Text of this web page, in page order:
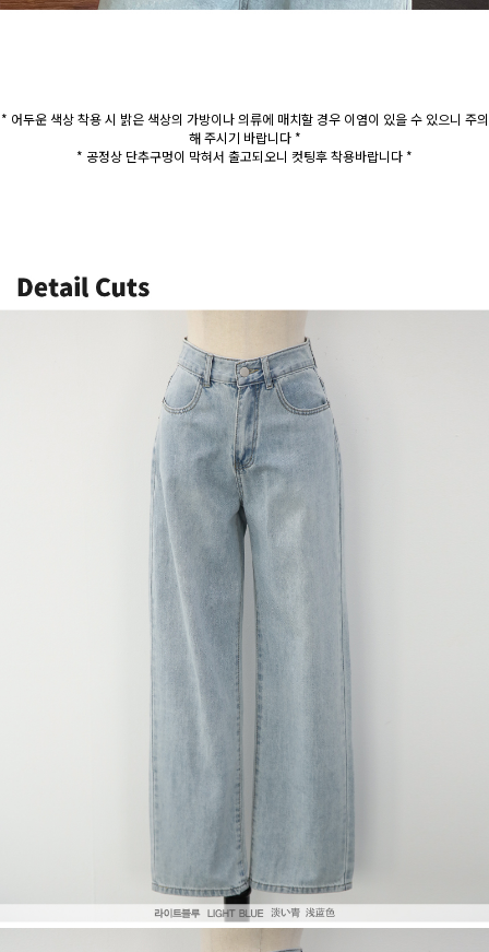
* 어두운 색상 착용 시 밝은 색상의 가방이나 의류에 매치할 경우 이염이 있을 수 있으니 주의
해 주시기 바랍니다 *
* 공정상 단추구멍이 막혀서 출고되오니 컷팅후 착용바랍니다 *